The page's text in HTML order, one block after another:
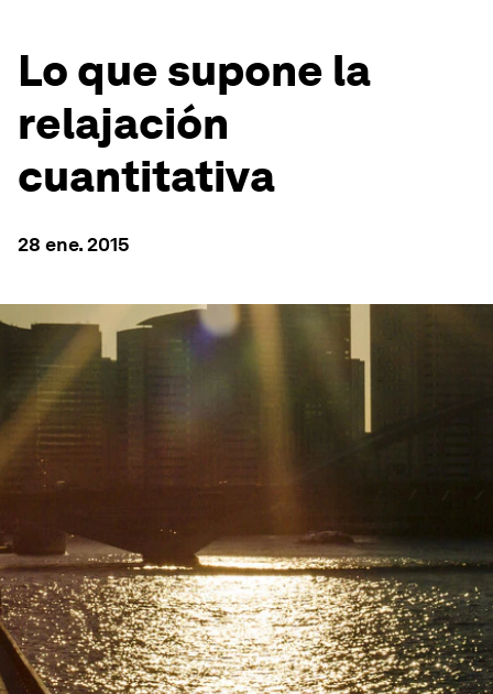
Lo que supone la
relajación
cuantitativa
28 ene. 2015